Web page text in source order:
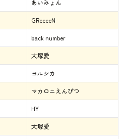
あいみょん
GReeeeN
back number
大塚愛
ヨルシカ
マカロニえんぴつ
HY
大塚愛